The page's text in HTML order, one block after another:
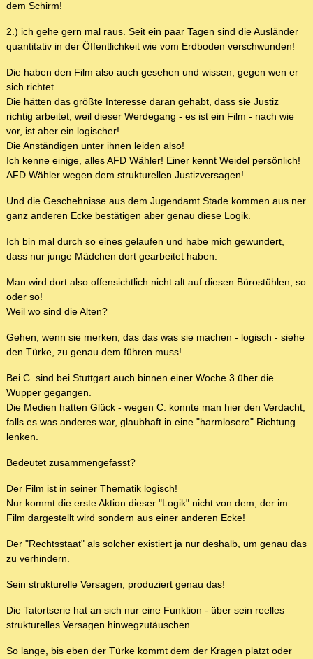
dem Schirm!
2.) ich gehe gern mal raus. Seit ein paar Tagen sind die Ausländer
quantitativ in der Öffentlichkeit wie vom Erdboden verschwunden!
Die haben den Film also auch gesehen und wissen, gegen wen er
sich richtet.
Die hätten das größte Interesse daran gehabt, dass sie Justiz
richtig arbeitet, weil dieser Werdegang - es ist ein Film - nach wie
vor, ist aber ein logischer!
Die Anständigen unter ihnen leiden also!
Ich kenne einige, alles AFD Wähler! Einer kennt Weidel persönlich!
AFD Wähler wegen dem strukturellen Justizversagen!
Und die Geschehnisse aus dem Jugendamt Stade kommen aus ner
ganz anderen Ecke bestätigen aber genau diese Logik.
Ich bin mal durch so eines gelaufen und habe mich gewundert,
dass nur junge Mädchen dort gearbeitet haben.
Man wird dort also offensichtlich nicht alt auf diesen Bürostühlen, so
oder so!
Weil wo sind die Alten?
Gehen, wenn sie merken, das das was sie machen - logisch - siehe
den Türke, zu genau dem führen muss!
Bei C. sind bei Stuttgart auch binnen einer Woche 3 über die
Wupper gegangen.
Die Medien hatten Glück - wegen C. konnte man hier den Verdacht,
falls es was anderes war, glaubhaft in eine "harmlosere" Richtung
lenken.
Bedeutet zusammengefasst?
Der Film ist in seiner Thematik logisch!
Nur kommt die erste Aktion dieser "Logik" nicht von dem, der im
Film dargestellt wird sondern aus einer anderen Ecke!
Der "Rechtsstaat" als solcher existiert ja nur deshalb, um genau das
zu verhindern.
Sein strukturelle Versagen, produziert genau das!
Die Tatortserie hat an sich nur eine Funktion - über sein reelles
strukturelles Versagen hinwegzutäuschen .
So lange, bis eben der Türke kommt dem der Kragen platzt oder